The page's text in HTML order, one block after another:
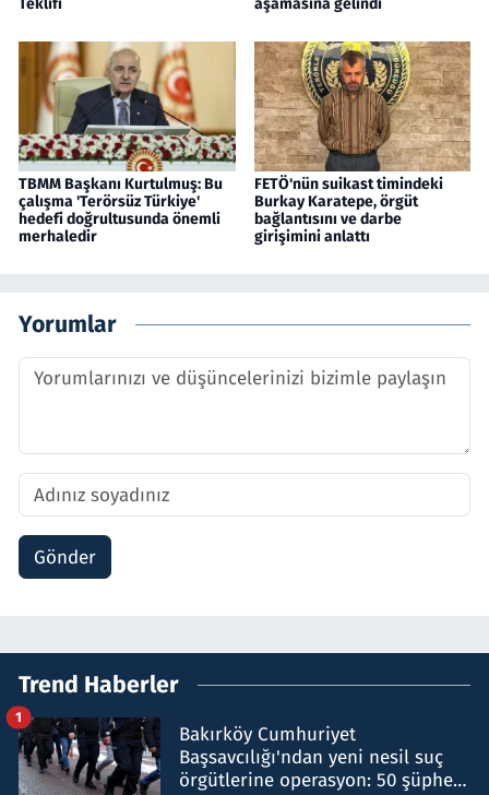
Teklifi aşamasına gelindi
TBMM Başkanı Kurtulmuş: Bu
çalışma 'Terörsüz Türkiye'
hedefi doğrultusunda önemli
merhaledir
FETÖ'nün suikast timindeki
Burkay Karatepe, örgüt
bağlantısını ve darbe
girişimini anlattı
Yorumlar
Gönder
Trend Haberler
Bakırköy Cumhuriyet
Başsavcılığı'ndan yeni nesil suç
örgütlerine operasyon: 50 şüpheli
1